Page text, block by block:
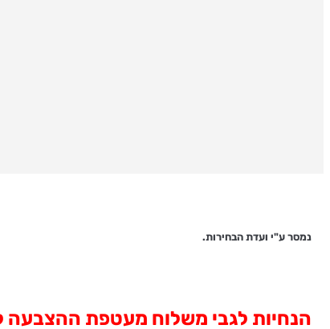
נמסר ע"י ועדת הבחירות.
הנחיות לגבי משלוח מעטפת ההצבעה